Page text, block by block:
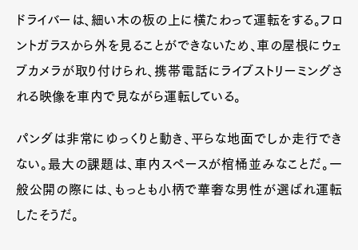
ドライバーは、細い木の板の上に横たわって運転をする。フロ
ントガラスから外を見ることができないため、車の屋根にウェ
ブカメラが取り付けられ、携帯電話にライブストリーミングさ
れる映像を車内で見ながら運転している。
パンダは非常にゆっくりと動き、平らな地面でしか走行でき
ない。最大の課題は、車内スペースが棺桶並みなことだ。一
般公開の際には、もっとも小柄で華奢な男性が選ばれ運転
したそうだ。